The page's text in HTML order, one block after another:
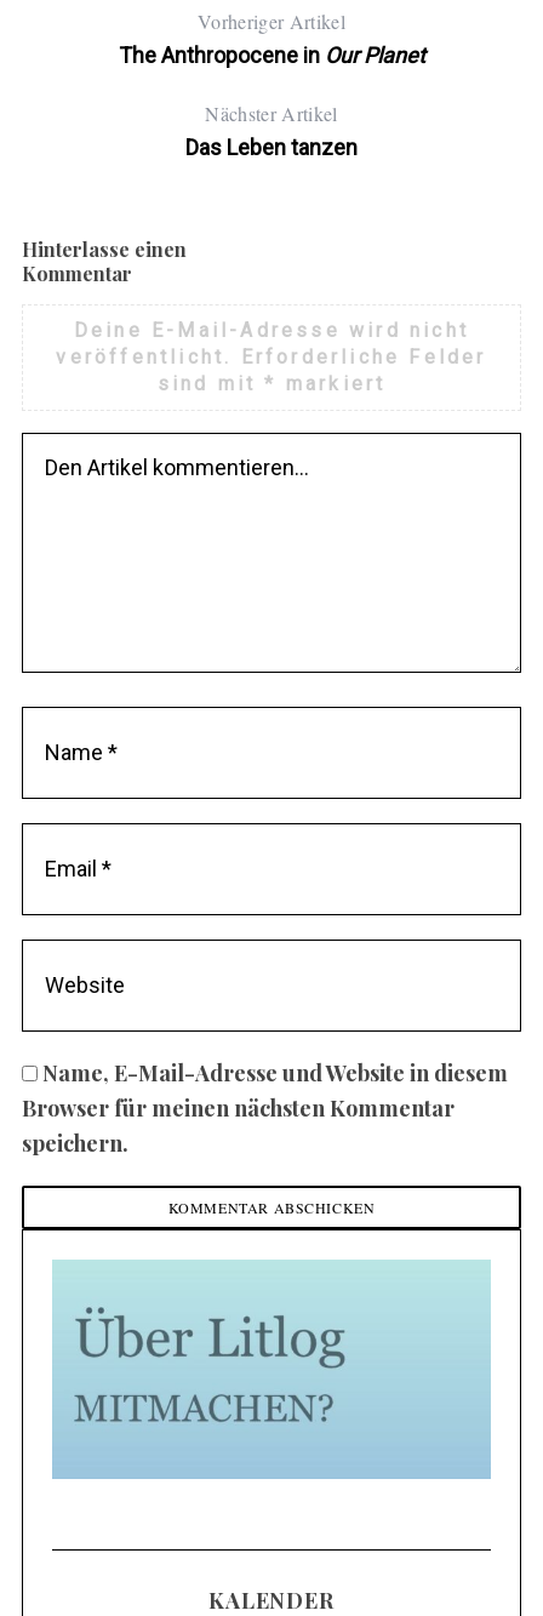
Vorheriger Artikel
The Anthropocene in Our Planet
Nächster Artikel
Das Leben tanzen
Hinterlasse einen
Kommentar
Deine E-Mail-Adresse wird nicht
veröffentlicht.
Erforderliche Felder
sind mit* markiert
Name, E-Mail-Adresse und Website in diesem
Browser für meinen nächsten Kommentar
speichern.
KALENDER